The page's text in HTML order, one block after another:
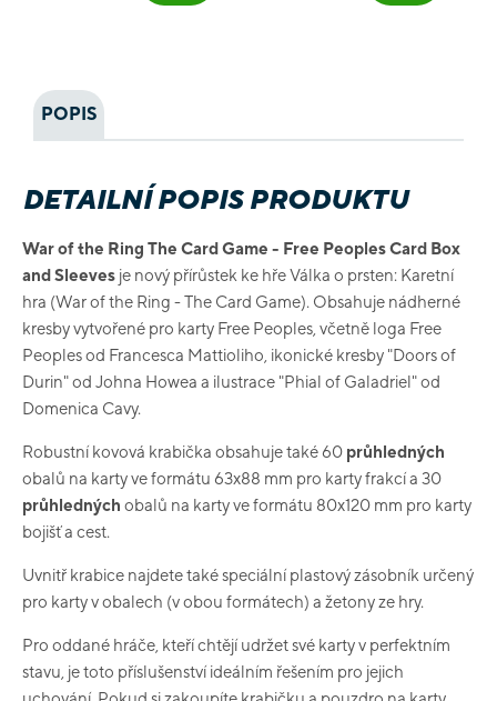
POPIS
DETAILNÍ POPIS PRODUKTU
War of the Ring The Card Game - Free Peoples Card Box
and Sleeves je nový přírůstek ke hře Válka o prsten: Karetní
hra (War of the Ring - The Card Game). Obsahuje nádherné
kresby vytvořené pro karty Free Peoples, včetně loga Free
Peoples od Francesca Mattioliho, ikonické kresby "Doors of
Durin" od Johna Howea a ilustrace "Phial of Galadriel" od
Domenica Cavy.
Robustní kovová krabička obsahuje také 60 průhledných
obalů na karty ve formátu 63x88 mm pro karty frakcí a 30
průhledných obalů na karty ve formátu 80x120 mm pro karty
bojišť a cest.
Uvnitř krabice najdete také speciální plastový zásobník určený
pro karty v obalech (v obou formátech) a žetony ze hry.
Pro oddané hráče, kteří chtějí udržet své karty v perfektním
stavu, je toto příslušenství ideálním řešením pro jejich